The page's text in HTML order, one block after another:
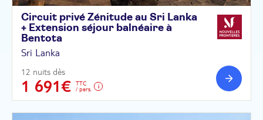
Circuit privé Zénitude au Sri Lanka
+ Extension séjour balnéaire à
Bentota
Sri Lanka
12 nuits dès
1 691€
TTC
/ pers.